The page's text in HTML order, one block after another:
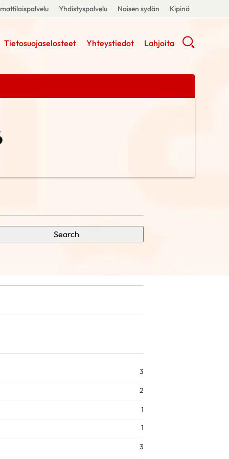
Yhdistyspalvelu Naisen sydän Kipinä
Tietosuojaselosteet Yhteystiedot Lahjoita
Search
3
2
1
1
3